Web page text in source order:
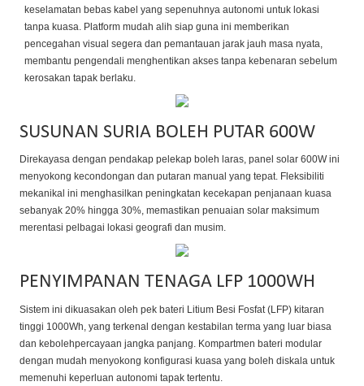
keselamatan bebas kabel yang sepenuhnya autonomi untuk lokasi
tanpa kuasa. Platform mudah alih siap guna ini memberikan
pencegahan visual segera dan pemantauan jarak jauh masa nyata,
membantu pengendali menghentikan akses tanpa kebenaran sebelum
kerosakan tapak berlaku.
SUSUNAN SURIA BOLEH PUTAR 600W
Direkayasa dengan pendakap pelekap boleh laras, panel solar 600W ini
menyokong kecondongan dan putaran manual yang tepat. Fleksibiliti
mekanikal ini menghasilkan peningkatan kecekapan penjanaan kuasa
sebanyak 20% hingga 30%, memastikan penuaian solar maksimum
merentasi pelbagai lokasi geografi dan musim.
PENYIMPANAN TENAGA LFP 1000WH
Sistem ini dikuasakan oleh pek bateri Litium Besi Fosfat (LFP) kitaran
tinggi 1000Wh, yang terkenal dengan kestabilan terma yang luar biasa
dan kebolehpercayaan jangka panjang. Kompartmen bateri modular
dengan mudah menyokong konfigurasi kuasa yang boleh diskala untuk
memenuhi keperluan autonomi tapak tertentu.